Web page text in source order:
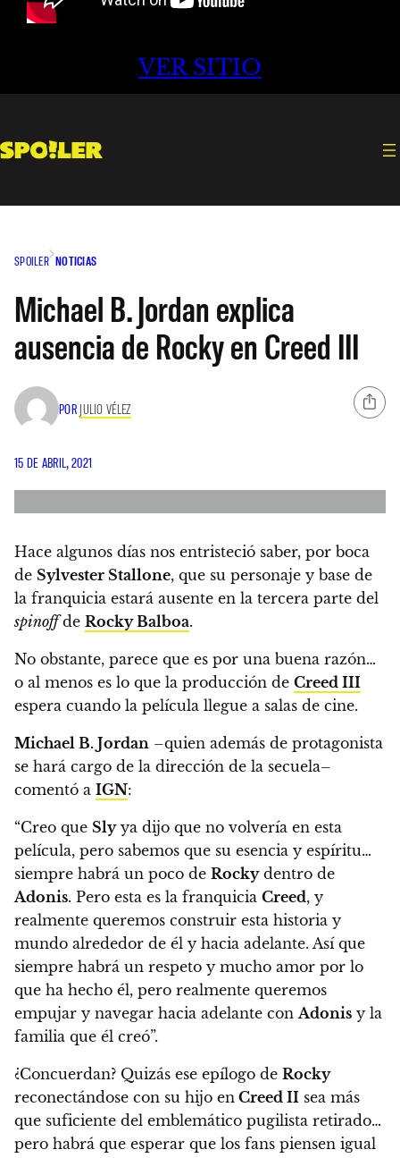
VER SITIO
SPOILER NOTICIAS
Michael B. Jordan explica
ausencia de Rocky en Creed III
POR JULIO VÉLEZ
15 DE ABRIL, 2021
Hace algunos días nos entristeció saber, por boca
de Sylvester Stallone, que su personaje y base de
la franquicia estará ausente en la tercera parte del
spinoffde Rocky Balboa.
No obstante, parece que es por una buena razón…
o al menos es lo que la producción de Creed III
espera cuando la película llegue a salas de cine.
Michael B. Jordan –quien además de protagonista
se hará cargo de la dirección de la secuela–
comentó a IGN:
“Creo que Slyya dijo que no volvería en esta
película, pero sabemos que su esencia y espíritu…
siempre habrá un poco de Rockydentro de
Adonis. Pero esta es la franquicia Creed, y
realmente queremos construir esta historia y
mundo alrededor de él y hacia adelante. Así que
siempre habrá un respeto y mucho amor por lo
que ha hecho él, pero realmente queremos
empujar y navegar hacia adelante con Adonis y la
familia que él creó”.
¿Concuerdan? Quizás ese epílogo de Rocky
reconectándose con su hijo en Creed II sea más
que suficiente del emblemático pugilista retirado…
pero habrá que esperar que los fans piensen igual